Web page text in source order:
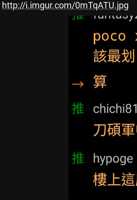
http://i.imgur.com/0mTqATU.jpg